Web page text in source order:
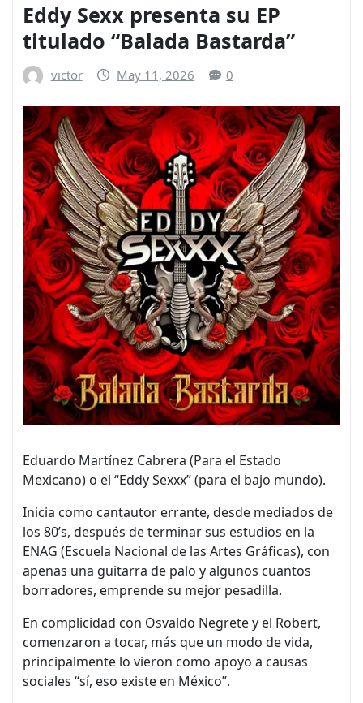
Eddy Sexx presenta su EP
titulado “Balada Bastarda”
victor May 11, 2026 0
Eduardo Martínez Cabrera (Para el Estado
Mexicano) o el “Eddy Sexxx” (para el bajo mundo).
Inicia como cantautor errante, desde mediados de
los 80’s, después de terminar sus estudios en la
ENAG (Escuela Nacional de las Artes Gráficas), con
apenas una guitarra de palo y algunos cuantos
borradores, emprende su mejor pesadilla.
En complicidad con Osvaldo Negrete y el Robert,
comenzaron a tocar, más que un modo de vida,
principalmente lo vieron como apoyo a causas
sociales “sí, eso existe en México”.